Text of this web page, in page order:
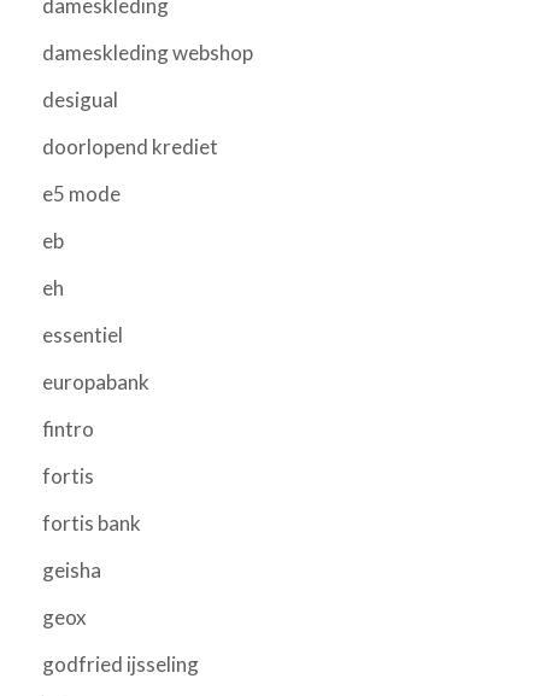
dameskleding webshop
desigual
doorlopend krediet
e5 mode
eb
eh
essentiel
europabank
fintro
fortis
fortis bank
geisha
geox
godfried ijsseling